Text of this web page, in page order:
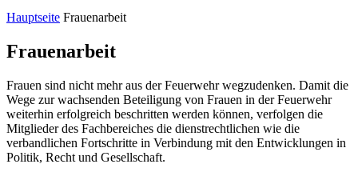
Hauptseite Frauenarbeit
Frauenarbeit
Frauen sind nicht mehr aus der Feuerwehr wegzudenken. Damit die
Wege zur wachsenden Beteiligung von Frauen in der Feuerwehr
weiterhin erfolgreich beschritten werden können, verfolgen die
Mitglieder des Fachbereiches die dienstrechtlichen wie die
verbandlichen Fortschritte in Verbindung mit den Entwicklungen in
Politik, Recht und Gesellschaft.